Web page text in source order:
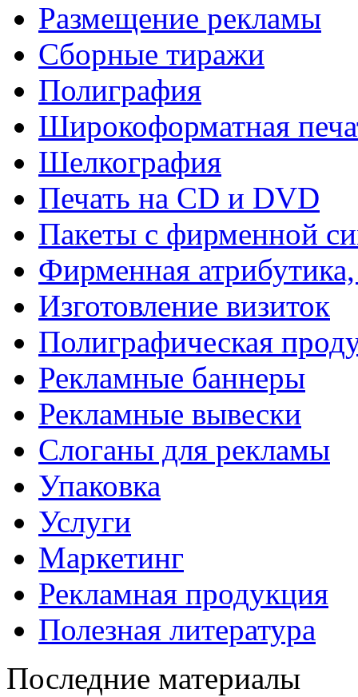
Размещение рекламы
Сборные тиражи
Полиграфия
Широкоформатная
Шелкография
Печать на СD и DVD
Пакеты с фирменной
Фирменная
Изготовление визиток
Полиграфическая
Рекламные баннеры
Рекламные вывески
Слоганы для рекламы
Упаковка
Услуги
Маркетинг
Рекламная продукция
Полезная литература
Последние материалы